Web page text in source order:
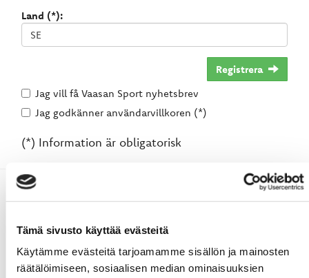
Tämä sivusto käyttää evästeitä
Käytämme evästeitä tarjoamamme sisällön ja mainosten
räätälöimiseen, sosiaalisen median ominaisuuksien
Land (*):
Registrera
Jag vill få Vaasan Sport nyhetsbrev
Jag godkänner användarvillkoren (*)
(*) Information är obligatorisk